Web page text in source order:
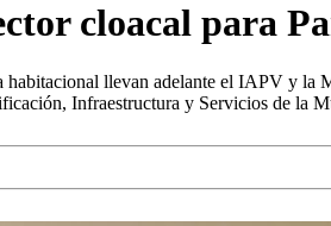
cloacal para
llevan adelante el IAPV y
Infraestructura y Servicios de la